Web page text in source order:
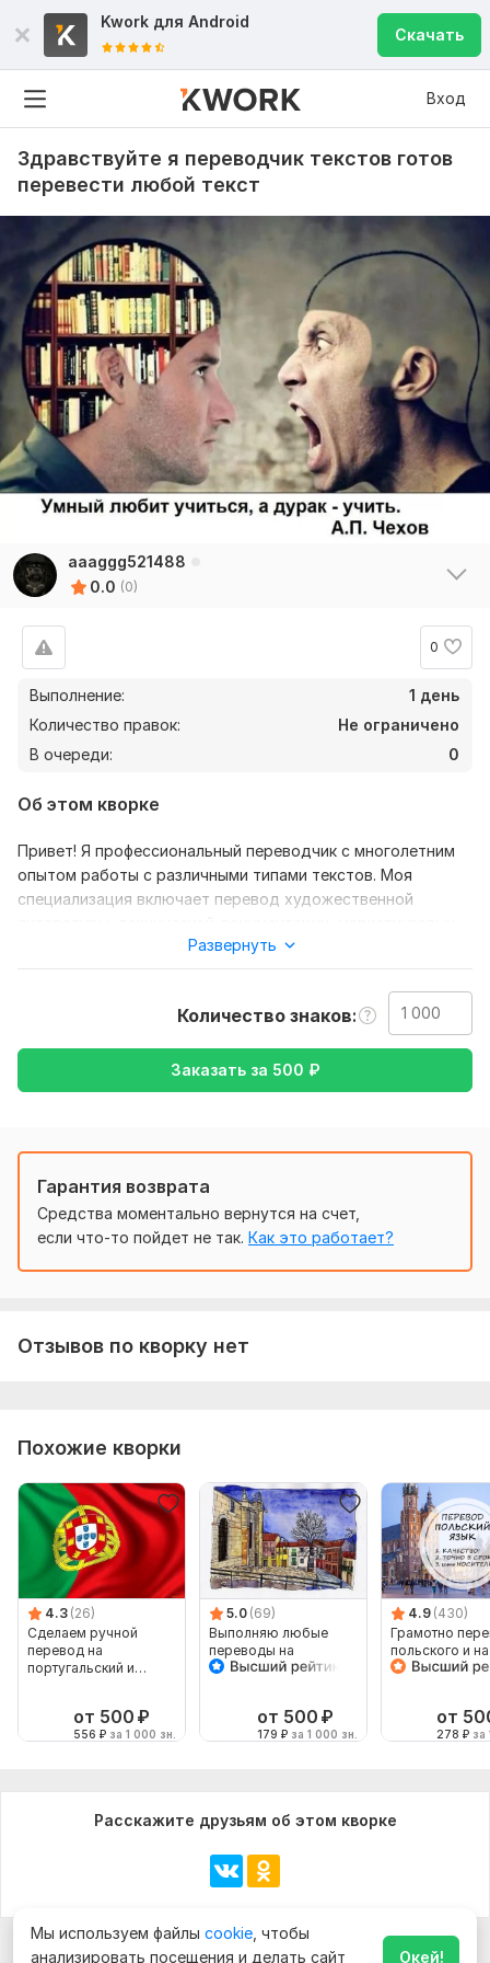
Kwork для Android
Скачать
Вход
Здравствуйте я переводчик текстов готов
перевести любой текст
aaaggg521488
0.0 (0)
0
Выполнение:
1 день
Количество правок:
Не ограничено
В очереди:
0
Об этом кворке
Привет! Я профессиональный переводчик с многолетним
опытом работы с различными типами текстов. Моя
специализация включает перевод художественной
материалов, юридических текстов и многое другое. Я
точность, сохранение стиля и адаптацию контента для
целевой аудитории.
Моя цель — не просто дословно передать текст, а
сделать его естественным и понятным для носителей
звучал органично. Работаю с CAT-инструментами (Trados,
согласованность в больших проектах.
Я ценю сроки и всегда стремлюсь к высокому качеству,
сотрудничеству с издательствами, компаниями и
буду рада помочь! Давайте создавать тексты, которые
звучат идеально на любом языке.
Нужно для заказа:
Нужно конкретно обозначить время на выполнение и если
будут изменение то предупредить о деталях заказа
Тематика: Авто и мото,Интернет и технологии,Красота
и мода,Кулинария, Культура и искусство
Язык перевода:
с Русского на Английский
Объем услуги в кворке:
1 000 знаков
Развернуть
Количество знаков
Заказать за 500 ₽
Гарантия возврата
Средства моментально вернутся на счет,
если что-то пойдет не так. Как это работает?
Отзывов по кворку нет
Похожие кворки
4.3 (26)
Сделаем ручной
перевод на
португальский и
от 500 ₽
556 ₽ за 1 000 зн.
5.0 (69)
Выполняю любые
переводы на
испанский язык
от 500 ₽
179 ₽ за 1 000 зн.
4.9 (430)
Грамотно
польского и на
польский
от
278 ₽ за
Расскажите друзьям об этом кворке
Мы используем файлы cookie , чтобы
анализировать посещения и делать сайт
Окей!